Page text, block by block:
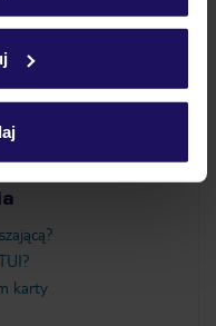
cookie znajdziesz
karty